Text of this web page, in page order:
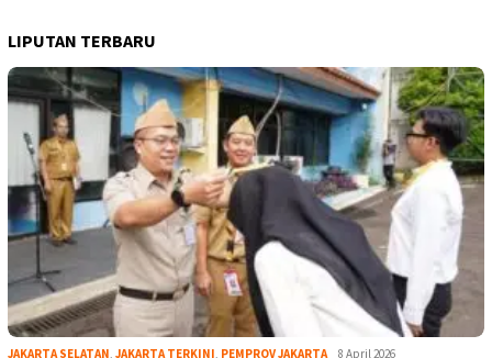
LIPUTAN TERBARU
JAKARTA SELATAN, JAKARTA TERKINI, PEMPROV JAKARTA 8 April 2026